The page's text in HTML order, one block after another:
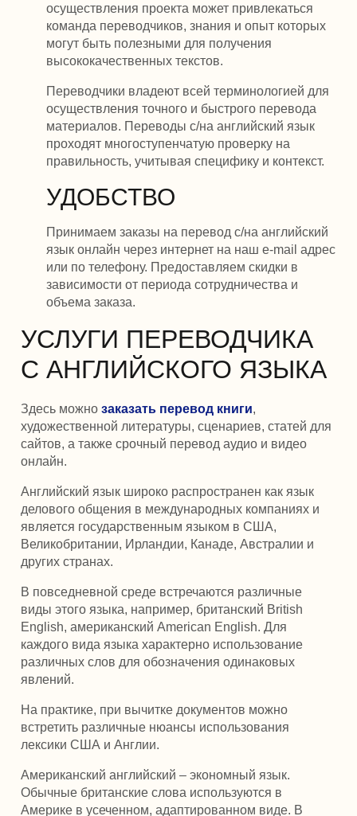
осуществления проекта может привлекаться
команда переводчиков, знания и опыт которых
могут быть полезными для получения
высококачественных текстов.
Переводчики владеют всей терминологией для
осуществления точного и быстрого перевода
материалов. Переводы с/на английский язык
проходят многоступенчатую проверку на
правильность, учитывая специфику и контекст.
УДОБСТВО
Принимаем заказы на перевод с/на английский
язык онлайн через интернет на наш e-mail адрес
или по телефону. Предоставляем скидки в
зависимости от периода сотрудничества и
объема заказа.
УСЛУГИ ПЕРЕВОДЧИКА
С АНГЛИЙСКОГО ЯЗЫКА
Здесь можнозаказать перевод книги,
художественной литературы, сценариев, статей для
сайтов, а также срочный перевод аудио и видео
онлайн.
Английский язык широко распространен как язык
делового общения в международных компаниях и
является государственным языком в США,
Великобритании, Ирландии, Канаде, Австралии и
других странах.
В повседневной среде встречаются различные
виды этого языка, например, британский British
English, американский American English. Для
каждого вида языка характерно использование
различных слов для обозначения одинаковых
явлений.
На практике, при вычитке документов можно
встретить различные нюансы использования
лексики США и Англии.
Американский английский – экономный язык.
Обычные британские слова используются в
Америке в усеченном, адаптированном виде. В